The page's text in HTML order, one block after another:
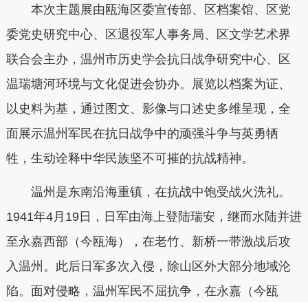
本次主题展由瓯海区委宣传部、区档案馆、区党
委党史研究中心、区退役军人事务局、区文学艺术界
联合会主办，温州市历史学会抗日战争研究中心、区
温瑞塘河环境与文化促进会协办。展览以档案为证、
以史料为基，通过图文、影像与口述史多维呈现，全
面展示温州军民在抗日战争中的顽强斗争与英勇牺
牲，生动诠释中华民族坚不可摧的抗战精神。
温州是东南沿海重镇，在抗战中饱受战火洗礼。
1941年4月19日，日军由海上登陆瑞安，继而水陆并进
至永嘉西部（今瓯海），在老竹、新桥一带激战后攻
入温州。此后日军多次入侵，除山区外大部分地域沦
陷。面对侵略，温州军民不屈抗争，在永嘉（今瓯